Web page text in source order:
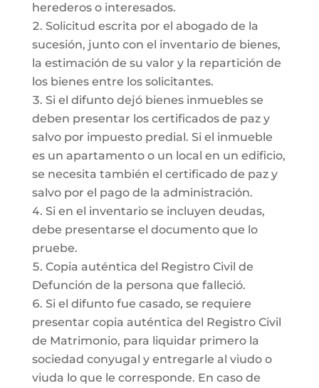
herederos o interesados.
Solicitud escrita por el abogado de la
sucesión, junto con el inventario de bienes,
la estimación de su valor y la repartición de
los bienes entre los solicitantes.
Si el difunto dejó bienes inmuebles se
deben presentar los certificados de paz y
salvo por impuesto predial. Si el inmueble
es un apartamento o un local en un edificio,
se necesita también el certificado de paz y
salvo por el pago de la administración.
Si en el inventario se incluyen deudas,
debe presentarse el documento que lo
pruebe.
Copia auténtica del Registro Civil de
Defunción de la persona que falleció.
Si el difunto fue casado, se requiere
presentar copia auténtica del Registro Civil
de Matrimonio, para liquidar primero la
sociedad conyugal y entregarle al viudo o
viuda lo que le corresponde. En caso de